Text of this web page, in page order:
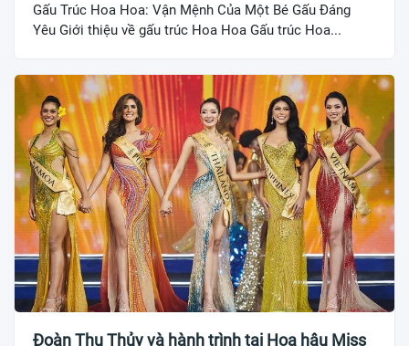
Gấu Trúc Hoa Hoa: Vận Mệnh Của Một Bé Gấu Đáng
Yêu Giới thiệu về gấu trúc Hoa Hoa Gấu trúc Hoa...
Đoàn Thu Thủy và hành trình tại Hoa hậu Miss